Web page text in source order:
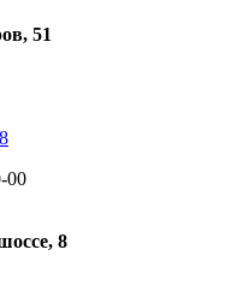
51
00
8